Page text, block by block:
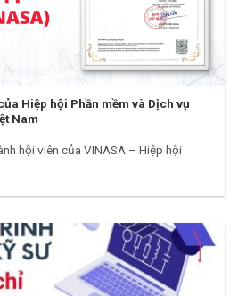
Hiệp hội Phần mềm và Dịch vụ
Nam
hội viên của VINASA – Hiệp hội